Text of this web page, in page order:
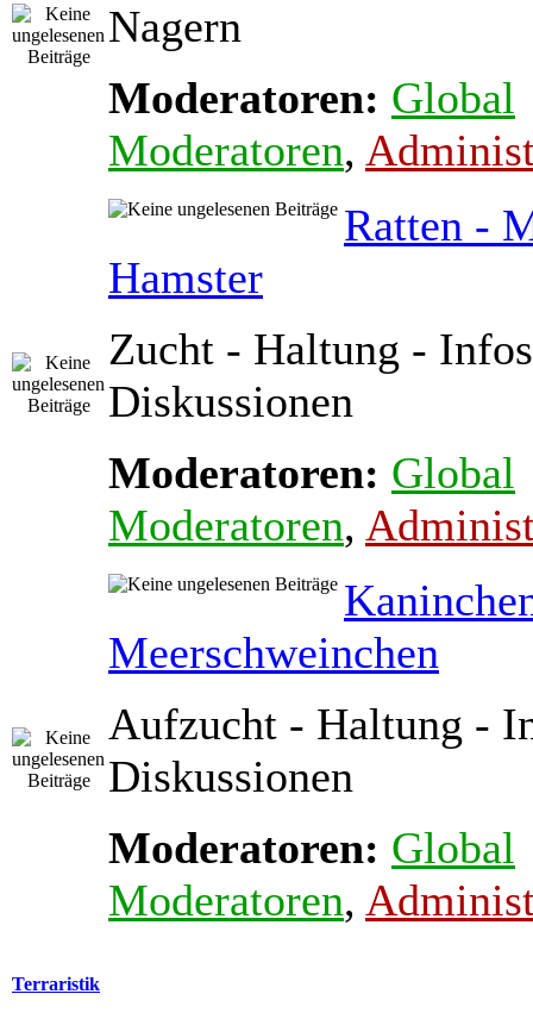
Nagern
Moderatoren: Global
Moderatoren,
Ratten -
Hamster
Zucht - Haltung -
Diskussionen
Moderatoren: Global
Moderatoren,
Meerschweinchen
Aufzucht - Haltung -
Diskussionen
Moderatoren: Global
Moderatoren,
Terraristik